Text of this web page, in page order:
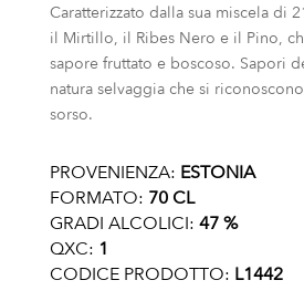
Caratterizzato dalla sua miscela di
il Mirtillo, il Ribes Nero e il Pino,
sapore fruttato e boscoso. Sapori
natura selvaggia che si
sorso.
PROVENIENZA: ESTONIA
FORMATO: 70 CL
GRADI ALCOLICI: 47 %
QXC: 1
CODICE PRODOTTO: L1442